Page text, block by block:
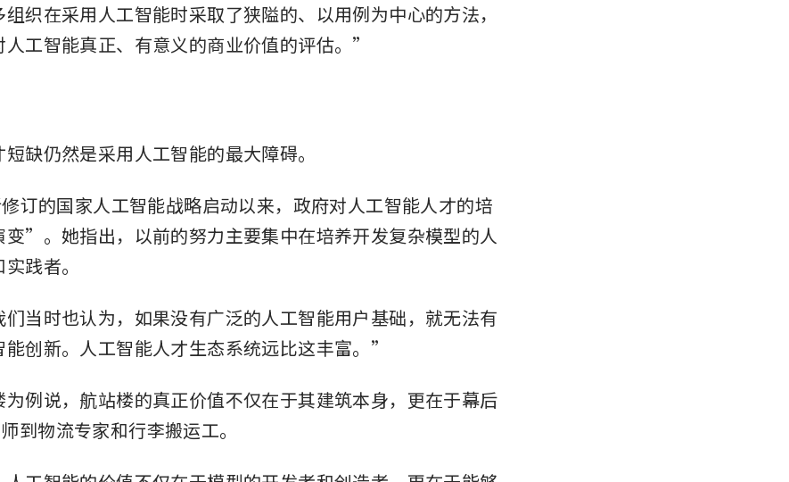
织在采用人工智能时采取了狭隘的、以用例为中心的方法，
工智能真正、有意义的商业价值的评估。”
缺仍然是采用人工智能的最大障碍。
订的国家人工智能战略启动以来，政府对人工智能人才的培
”。她指出，以前的努力主要集中在培养开发复杂模型的人
践者。
当时也认为，如果没有广泛的人工智能用户基础，就无法有
创新。人工智能人才生态系统远比这丰富。”
为例说，航站楼的真正价值不仅在于其建筑本身，更在于幕后
到物流专家和行李搬运工。